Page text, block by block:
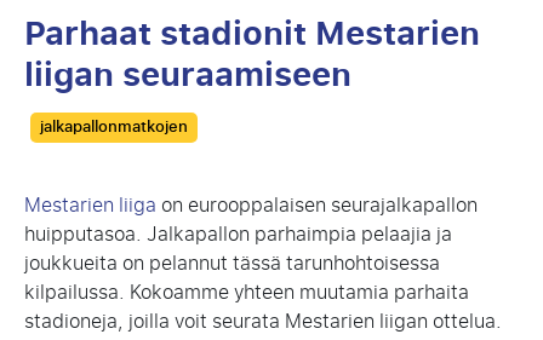
Parhaat stadionit Mestarien
liigan seuraamiseen
Categories
jalkapallonmatkojen
Mestarien liiga on eurooppalaisen seurajalkapallon
huipputasoa. Jalkapallon parhaimpia pelaajia ja
joukkueita on pelannut tässä tarunhohtoisessa
kilpailussa. Kokoamme yhteen muutamia parhaita
stadioneja, joilla voit seurata Mestarien liigan ottelua.